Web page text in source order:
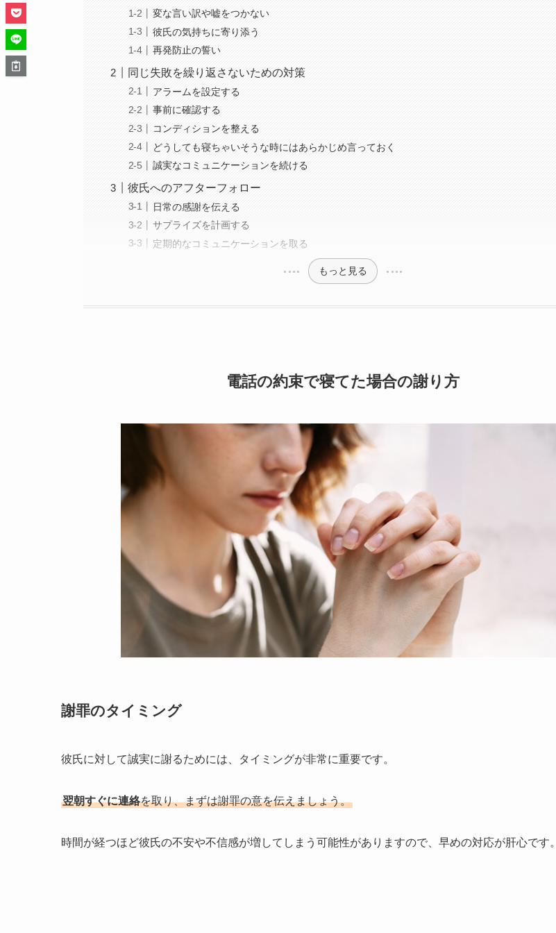
変な言い訳や嘘をつかない
彼氏の気持ちに寄り添う
再発防止の誓い
同じ失敗を繰り返さないための対策
アラームを設定する
事前に確認する
コンディションを整える
どうしても寝ちゃいそうな時にはあらかじめ言っておく
誠実なコミュニケーションを続ける
彼氏へのアフターフォロー
日常の感謝を伝える
サプライズを計画する
定期的なコミュニケーションを取る
もっと見る
電話の約束で寝てた場合の謝り方
謝罪のタイミング
彼氏に対して誠実に謝るためには、タイミングが非常に重要です。
翌朝すぐに連絡を取り、まずは謝罪の意を伝えましょう。
時間が経つほど彼氏の不安や不信感が増してしまう可能性がありますので、早めの対応が肝心です。